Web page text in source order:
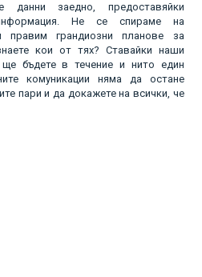
данни заедно, предоставяйки
Не се спираме на
правим грандиозни планове за
кои от тях? Ставайки наши
ще бъдете в течение и нито един
комуникации няма да остане
пари и да докажете на всички, че